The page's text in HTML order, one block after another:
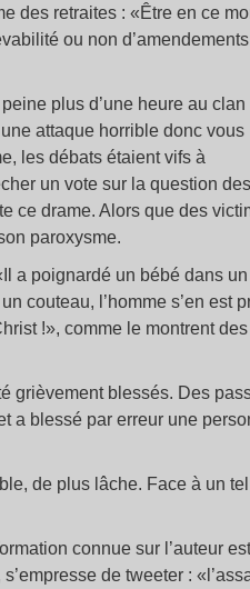
des retraites : «Être en ce
ou non
plus d’une heure au clan
attaque horrible donc vous
les débats étaient vifs à
un vote sur la question des
ce drame. Alors que des
paroxysme.
a poignardé un bébé dans un
couteau, l’homme s’en est
!», comme le montrent des
grièvement blessés. Des
a blessé par erreur une
de plus lâche. Face à un
connue sur l’auteur est
de tweeter :